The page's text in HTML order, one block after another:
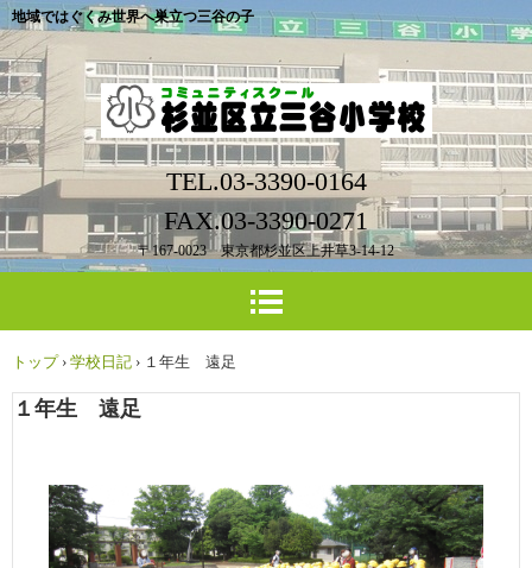
地域ではぐくみ世界へ巣立つ三谷の子
TEL.03-3390-0164
FAX.03-3390-0271
〒167-0023 東京都杉並区上井草3-14-12
トップ › 学校日記 › １年生 遠足
１年生 遠足